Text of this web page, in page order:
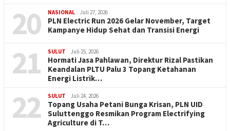
20 NASIONAL Juli 27, 2026
PLN Electric Run 2026 Gelar November, Target
Kampanye Hidup Sehat dan Transisi Energi
21 SULUT Juli 25, 2026
Hormati Jasa Pahlawan, Direktur Rizal Pastikan
Keandalan PLTU Palu 3 Topang Ketahanan
Energi Listrik…
22 SULUT Juli 24, 2026
Topang Usaha Petani Bunga Krisan, PLN UID
Suluttenggo Resmikan Program Electrifying
Agriculture di T…